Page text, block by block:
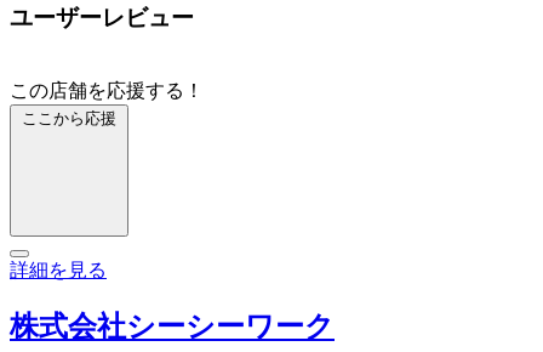
ユーザーレビュー
この店舗を応援する！
ここから応援
詳細を見る
株式会社シーシーワーク